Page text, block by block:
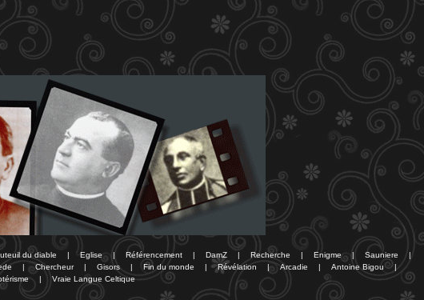
du diable | Eglise | Référencement | DamZ | Recherche | Enigme | Sauniere
|
| Chercheur | Gisors | Fin du monde | Révélation | Arcadie | Antoine Bigou
|
| Vraie Langue Celtique